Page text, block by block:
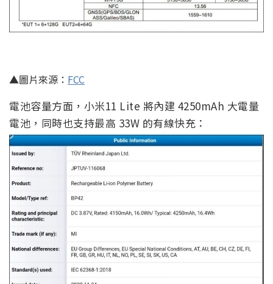
▲圖片來源： FCC
電池容量方面，小米11 Lite 將內建 4250mAh 大電量
電池，同時也支持最高 33W 的有線快充：